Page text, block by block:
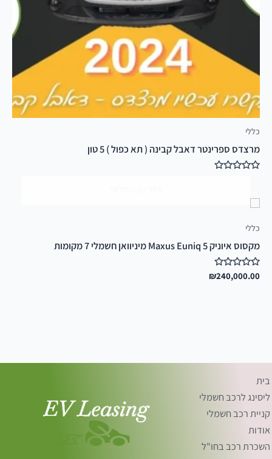
כללי
מרצדס ספרינטר דאבל קבינה ( תא כפול ) 5 טון
כללי
מקסוס איוניק 5 Maxus Euniq מיניוואן חשמלי 7 מקומות
דורג
₪240,000.00
בית
ליסינג לרכב חשמלי
קניית רכב חשמלי
אודות
השכרת רכב בחו"ל